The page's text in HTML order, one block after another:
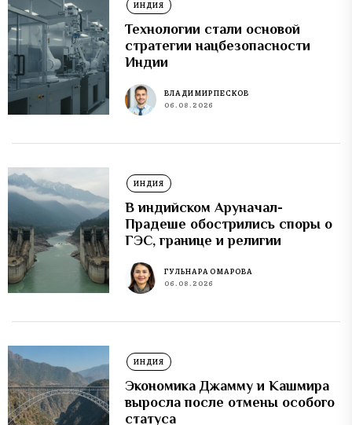
ИНДИЯ
Технологии стали основой
стратегии нацбезопасности
Индии
ВЛАДИМИР ПЕСКОВ
06.08.2026
ИНДИЯ
В индийском Аруначал-
Прадеше обострились споры о
ГЭС, границе и религии
ГУЛЬНАРА ОМАРОВА
06.08.2026
ИНДИЯ
Экономика Джамму и Кашмира
выросла после отмены особого
статуса